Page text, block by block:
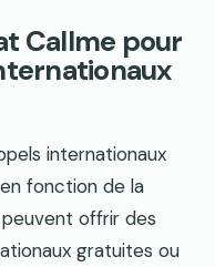
Callme pour
internationaux
fonction de la
offrir des
gratuites ou